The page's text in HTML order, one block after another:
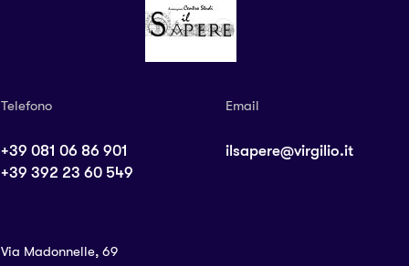
Telefono
+39 081 06 86 901
+39 392 23 60 549
Email
ilsapere@virgilio.it
Via Madonnelle, 69